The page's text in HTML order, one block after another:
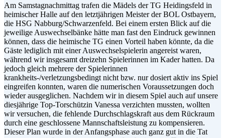
Am Samstagnachmittag trafen die Mädels der TG Heidingsfeld in
heimischer Halle auf den letztjährigen Meister der BOL Ostbayern,
die HSG Nabburg/Schwarzenfeld. Bei einem ersten Blick auf die
jeweilige Auswechselbänke hätte man fast den Eindruck gewinnen
können, dass die heimische TG einen Vorteil haben könnte, da die
Gäste lediglich mit einer Auswechselspielerin angereist waren,
während wir insgesamt dreizehn Spielerinnen im Kader hatten. Da
jedoch gleich mehrere der Spielerinnen
krankheits-/verletzungsbedingt nicht bzw. nur dosiert aktiv ins Spiel
eingreifen konnten, waren die numerischen Voraussetzungen doch
wieder ausgeglichen. Nachdem wir in diesem Spiel auch auf unsere
diesjährige Top-Torschützin Vanessa verzichten mussten, wollten
wir versuchen, die fehlende Durchschlagskraft aus dem Rückraum
durch eine geschlossene Mannschaftsleistung zu kompensieren.
Dieser Plan wurde in der Anfangsphase auch ganz gut in die Tat